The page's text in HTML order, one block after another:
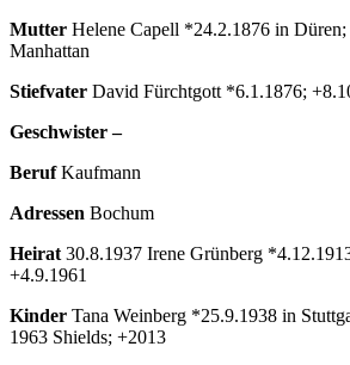
Mutter Helene Capell *24.2.1876 in
Manhattan
Stiefvater David Fürchtgott *6.1.1876;
Geschwister –
BerufKaufmann
Adressen Bochum
Heirat 30.8.1937 Irene Grünberg
+4.9.1961
Kinder Tana Weinberg *25.9.1938 in
1963 Shields; +2013